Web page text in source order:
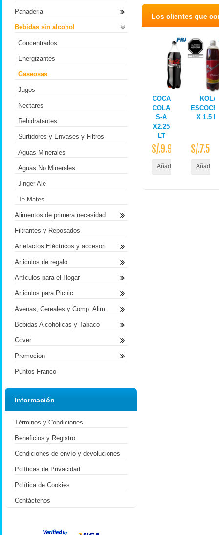
Los clientes que
COCA
COLA
S-A
X2.25
LT
S/.9.90
Añadir al Carrito
KOLA
X 1.5
S/.7.50
Añadir
Panaderia
Bebidas sin alcohol
Concentrados
Energizantes
Gaseosas
Jugos
Nectares
Rehidratantes
Surtidores y Envases y Filtros
Aguas Minerales
Aguas No Minerales
Jinger Ale
Te-Mates
Alimentos de primera necesidad
Filtrantes y Reposados
Artefactos Eléctricos y accesori
Articulos de regalo
Artículos para el Hogar
Articulos para Picnic
Avenas, Cereales y Comp. Alim.
Bebidas Alcohólicas y Tabaco
Cover
Promocion
Puntos Franco
Información
Términos y Condiciones
Beneficios y Registro
Condiciones de envío y devoluciones
Políticas de Privacidad
Política de Cookies
Contáctenos